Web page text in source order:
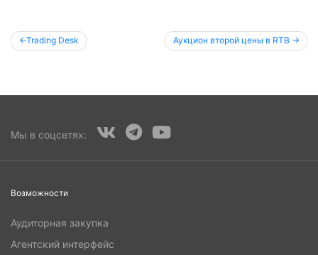
Post
Trading Desk Аукцион второй цены в RTB
Мы в соцсетях:
Возможности
Аудиторная закупка
Агентский интерфейс